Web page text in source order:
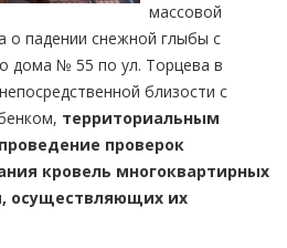
массовой
о падении снежной глыбы с
дома № 55 по ул. Торцева в
близости с
территориальным
проверок
кровель многоквартирных
осуществляющих их